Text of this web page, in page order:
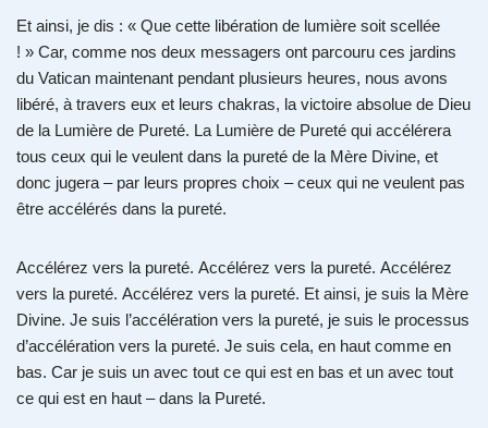
Et ainsi, je dis : « Que cette libération de lumière soit scellée
! » Car, comme nos deux messagers ont parcouru ces jardins
du Vatican maintenant pendant plusieurs heures, nous avons
libéré, à travers eux et leurs chakras, la victoire absolue de Dieu
de la Lumière de Pureté. La Lumière de Pureté qui accélérera
tous ceux qui le veulent dans la pureté de la Mère Divine, et
donc jugera – par leurs propres choix – ceux qui ne veulent pas
être accélérés dans la pureté.
Accélérez vers la pureté. Accélérez vers la pureté. Accélérez
vers la pureté. Accélérez vers la pureté. Et ainsi, je suis la Mère
Divine. Je suis l’accélération vers la pureté, je suis le processus
d’accélération vers la pureté. Je suis cela, en haut comme en
bas. Car je suis un avec tout ce qui est en bas et un avec tout
ce qui est en haut – dans la Pureté.